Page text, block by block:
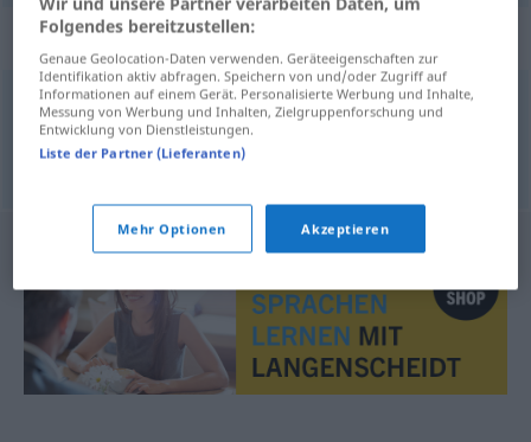
Synonyme für "Skipiste"
Abfahrt,Piste,Hang
Folgendes bereitzustellen:
Genaue Geolocation-Daten verwenden. Geräteeigenschaften zur
Identifikation aktiv abfragen. Speichern von und/oder Zugriff auf
Informationen auf einem Gerät. Personalisierte Werbung und Inhalte,
Messung von Werbung und Inhalten, Zielgruppenforschung und
Entwicklung von Dienstleistungen.
Liste der Partner (Lieferanten)
Mehr Optionen Akzeptieren